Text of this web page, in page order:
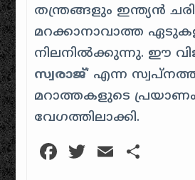
തന്ത്രങ്ങളും ഇന്ത്യൻ
മറക്കാനാവാത്ത
നിലനിൽക്കുന്നു. ഈ
സ്വരാജ്‘ എന്ന
മറാത്തകളുടെ പ്രയാണം
വേഗത്തിലാക്കി.
Facebook
Twitter
Email